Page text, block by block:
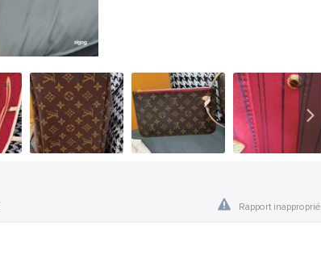
Rapport inapproprié